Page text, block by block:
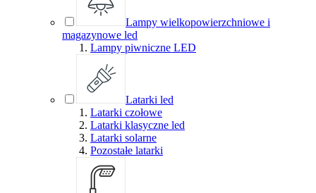
Lampy wielkopowierzchniowe i
magazynowe led
Lampy piwniczne LED
Latarki led
Latarki czołowe
Latarki klasyczne led
Latarki solarne
Pozostałe latarki